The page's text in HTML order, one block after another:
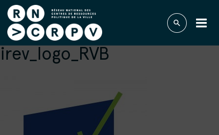
irev_logo_RVB